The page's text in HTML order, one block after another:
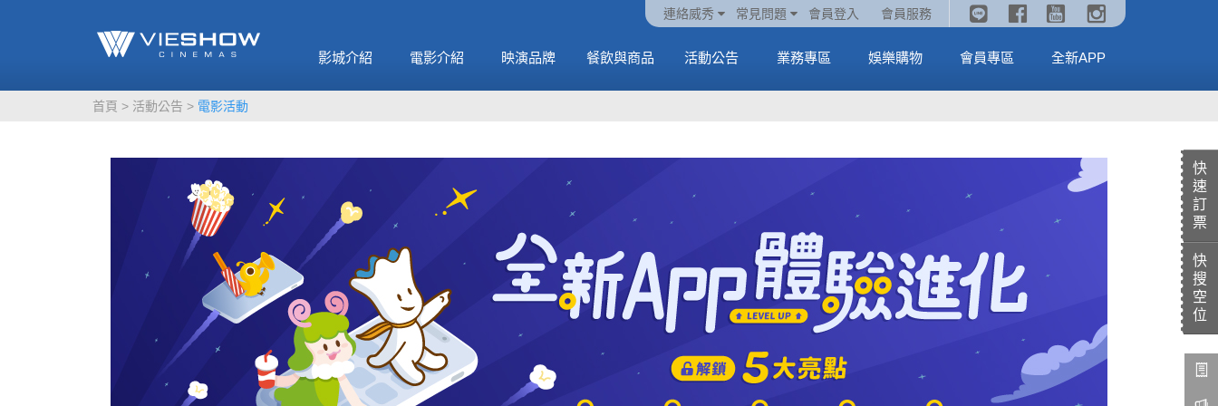
連絡威秀 常見問題 會員登入 會員服務
影城介紹 電影介紹
MORE MORE
火熱預售中《橡樹街
末日》
MORE
火熱預售中《汪汪隊立大功：恐龍大電影》
映演品牌 餐飲與商品
MORE MORE
🥤威秀獨家電影套餐
🥤全台熱賣中
MORE
《劇場版吉伊卡哇》🥤威秀獨家電影套餐🥤
全台熱賣中
MORE
活動公告 業務專區 娛樂購物 會員專區 全新APP
快
速
訂
票
快
搜
空
位
首頁 活動公告 電影活動